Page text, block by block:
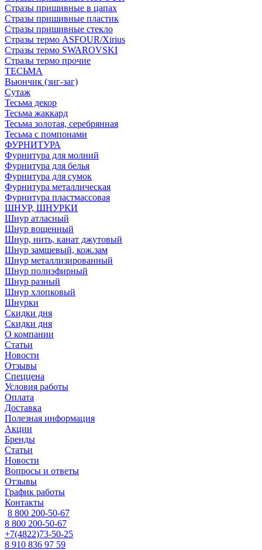
Стразы пришивные в цапах
Стразы пришивные пластик
Стразы пришивные стекло
Стразы термо ASFOUR/Xirius
Стразы термо SWAROVSKI
Стразы термо прочие
ТЕСЬМА
Вьюнчик (зиг-заг)
Сутаж
Тесьма декор
Тесьма жаккард
Тесьма золотая, серебрянная
Тесьма с помпонами
ФУРНИТУРА
Фурнитура для молний
Фурнитура для белья
Фурнитура для сумок
Фурнитура металлическая
Фурнитура пластмассовая
ШНУР, ШНУРКИ
Шнур атласный
Шнур вощенный
Шнур, нить, канат джутовый
Шнур замшевый, кож.зам
Шнур металлизированный
Шнур полиэфирный
Шнур разный
Шнур хлопковый
Шнурки
Скидки дня
Скидки дня
О компании
Статьи
Новости
Отзывы
Спеццена
Условия работы
Оплата
Доставка
Полезная информация
Акции
Бренды
Статьи
Новости
Вопросы и ответы
Отзывы
График работы
Контакты
8 800 200-50-67
8 800 200-50-67
+7(4822)73-50-25
8 910 836 97 59